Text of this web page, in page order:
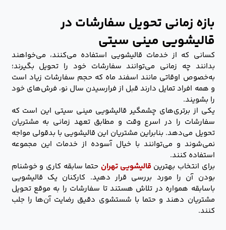
بازه زمانی تحویل سفارشات در
قالیشویی مینی سیتی
کسانی که از خدمات قالیشویی استفاده می‌کنند، می‌خواهند
بدانند چه زمانی می‌توانند سفارشات خود را تحویل بگیرند؛‌
به‌خصوص اوقاتی مانند اسفند ماه که حجم سفارشات زیاد است
و همه افراد تمایل دارند قبل از فرارسیدن سال نو، فرش‌های خود
را بشویند.
یکی از برتری‌های چشمگیر قالیشویی مینی سیتی این است که
سفارشات را در اسرع وقت و مطابق تعهد زمانی به مشتریان
تحویل می‌دهد. بنابراین مشتریان این قالیشویی با بدقولی مواجه
نمی‌شوند و می‌توانند با خیال آسوده از خدمات این مجموعه
استفاده کنند.
برای انتخاب بهترینقالیشویی تهران حتما سابقه کاری و خوشنام
بودن آن را مورد بررسی قرار دهید. کارکنان یک قالیشویی
باسابقه همواره در تلاش هستند تا سفارشات را به موقع تحویل
مشتریان دهند و حتما با شستشوی دقیق رضایت آن‌ها را جلب
کنند.